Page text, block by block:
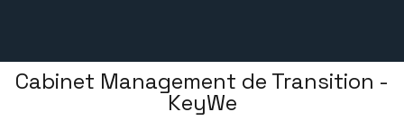
Cabinet Management de Transition -
KeyWe